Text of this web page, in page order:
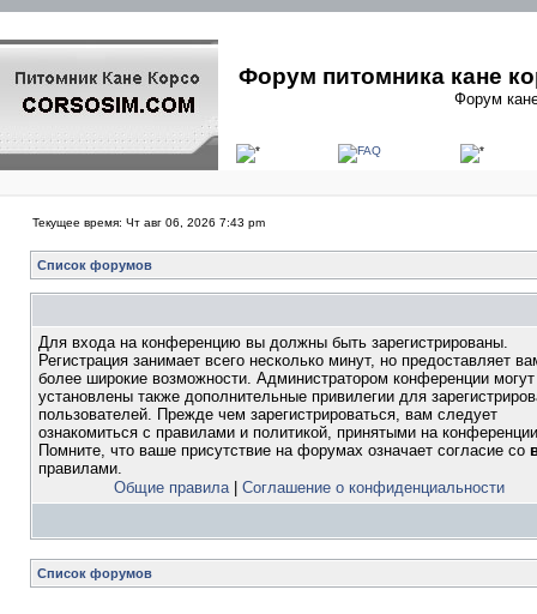
Форум питомника кане
Форум
Текущее время: Чт авг 06, 2026 7:43 pm
Список форумов
Для входа на конференцию вы должны быть зарегистрированы.
Регистрация занимает всего несколько минут, но предоставляет
более широкие возможности. Администратором конференции
установлены также дополнительные привилегии для
пользователей. Прежде чем зарегистрироваться, вам следует
ознакомиться с правилами и политикой, принятыми на
Помните, что ваше присутствие на форумах означает согласие со
правилами.
Общие правила| Соглашение о конфиденциальности
Список форумов